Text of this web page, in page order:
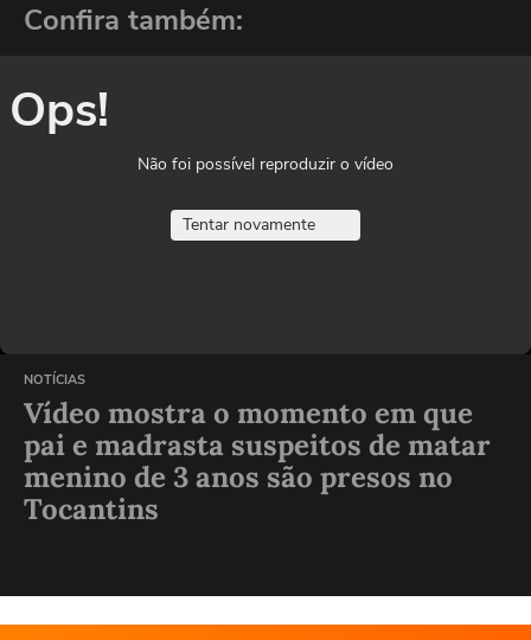
Confira também:
Ops!
Não foi possível reproduzir o vídeo
Tentar novamente
NOTÍCIAS
Vídeo mostra o momento em que
pai e madrasta suspeitos de matar
menino de 3 anos são presos no
Tocantins